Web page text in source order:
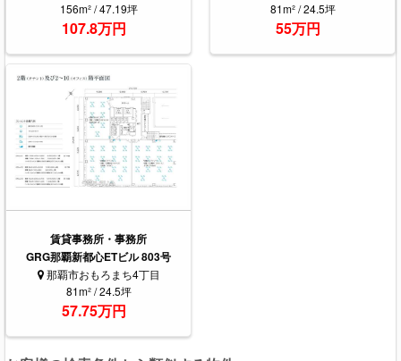
156m² / 47.19坪
107.8万円
81m² / 24.5坪
55万円
賃貸事務所・事務所
GRG那覇新都心ETビル 803号
那覇市おもろまち4丁目
81m² / 24.5坪
57.75万円